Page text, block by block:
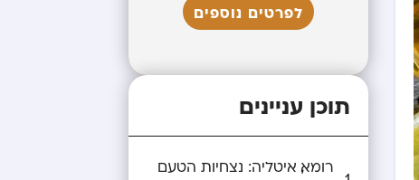
לפרטים נוספים
תוכן עניינים
רומא, איטליה: נצחיות הטעם